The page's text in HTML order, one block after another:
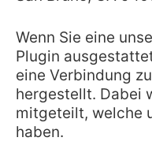
Wenn Sie eine
Plugin
eine Verbindung
hergestellt. Dabei
mitgeteilt, welche
haben.